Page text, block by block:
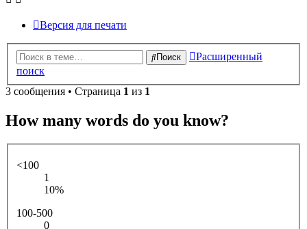
Версия для печати
Поиск
Расширенный
поиск
3 сообщения • Страница 1 из 1
How many words do you know?
<100
1
10%
100-500
0